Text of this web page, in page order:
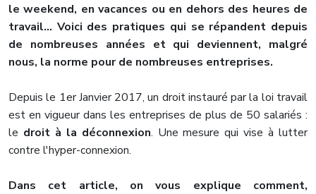
le weekend, en vacances ou en dehors des heures de
travail… Voici des pratiques qui se répandent depuis
de nombreuses années et qui deviennent, malgré
nous, la norme pour de nombreuses entreprises.
Depuis le 1er Janvier 2017, un droit instauré par la loi travail
est en vigueur dans les entreprises de plus de 50 salariés :
le droit à la déconnexion. Une mesure qui vise à lutter
contre l'hyper-connexion.
Dans cet article, on vous explique comment,